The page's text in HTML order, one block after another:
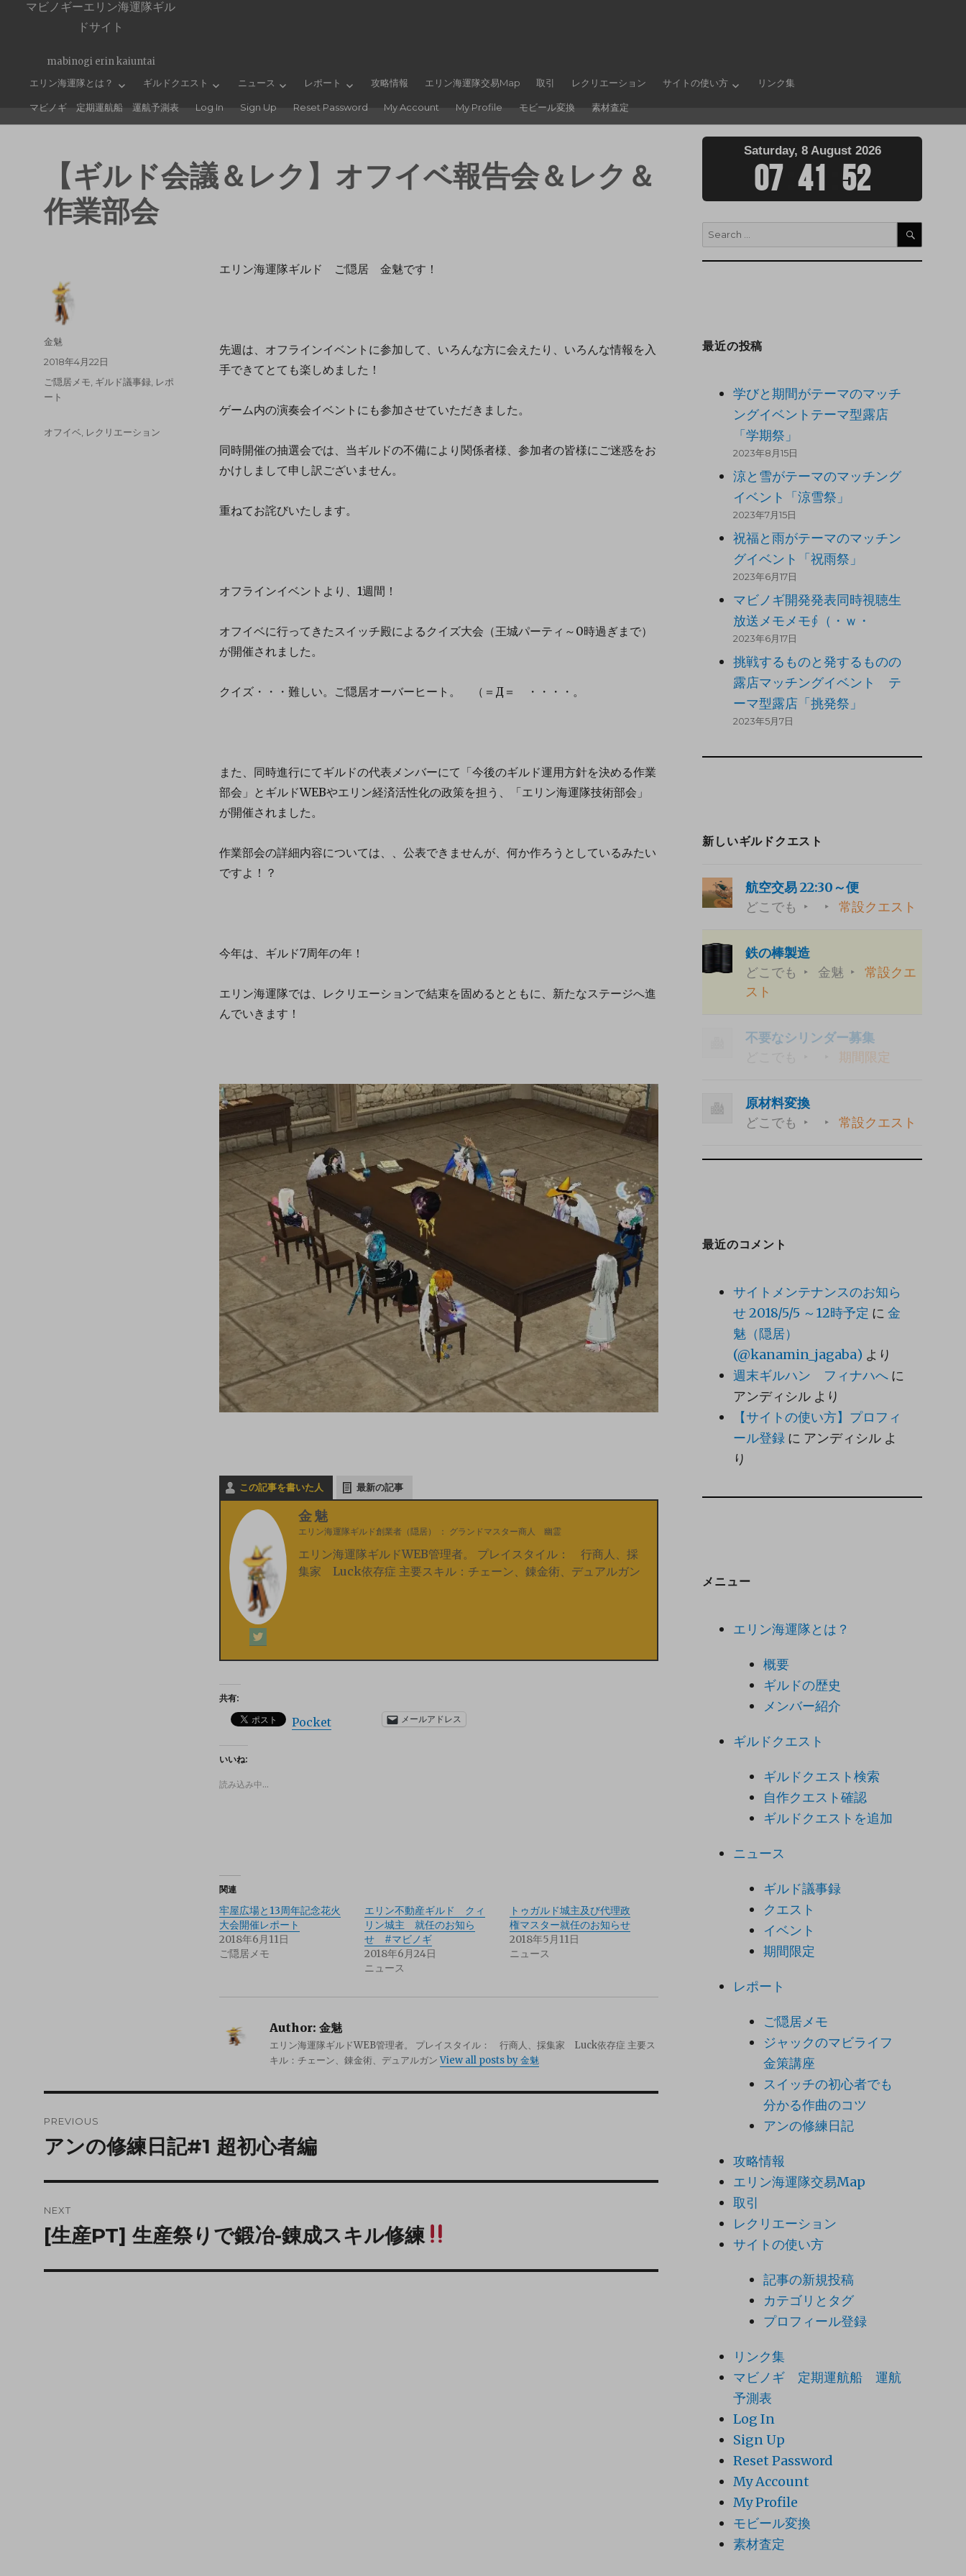
マビノギーエリン海運隊ギル
ドサイト
mabinogi erin kaiuntai
エリン海運隊とは？ ギルドクエスト ニュース レポート 攻略情報 エリン海運隊交易Map 取引 レクリエーション サイトの使い方 リンク集
マビノギ 定期運航船 運航予測表 Log In Sign Up Reset Password My Account My Profile モビール変換 素材査定
【ギルド会議＆レク】オフイベ報告会＆レク＆
作業部会
エリン海運隊ギルド ご隠居 金魅です！
先週は、オフラインイベントに参加して、いろんな方に会えたり、いろんな情報を入
手できてとても楽しめました！
ゲーム内の演奏会イベントにも参加させていただきました。
同時開催の抽選会では、当ギルドの不備により関係者様、参加者の皆様にご迷惑をお
かけしまして申し訳ございません。
重ねてお詫びいたします。
オフラインイベントより、1週間！
オフイベに行ってきたスイッチ殿によるクイズ大会（王城パーティ～0時過ぎまで）
が開催されました。
クイズ・・・難しい。ご隠居オーバーヒート。 （＝Д＝ ・・・・。
また、同時進行にてギルドの代表メンバーにて「今後のギルド運用方針を決める作業
部会」とギルドWEBやエリン経済活性化の政策を担う、「エリン海運隊技術部会」
が開催されました。
作業部会の詳細内容については、、公表できませんが、何か作ろうとしているみたい
ですよ！？
今年は、ギルド7周年の年！
エリン海運隊では、レクリエーションで結束を固めるとともに、新たなステージへ進
んでいきます！
この記事を書いた人 最新の記事
金魅
エリン海運隊ギルド創業者（隠居） ： グランドマスター商人 幽霊
エリン海運隊ギルドWEB管理者。 プレイスタイル： 行商人、採
集家 Luck依存症 主要スキル：チェーン、錬金術、デュアルガン
共有:
Pocket メールアドレス
いいね:
読み込み中…
関連
牢屋広場と13周年記念花火
大会開催レポート
2018年6月11日
ご隠居メモ
エリン不動産ギルド クィ
リン城主 就任のお知ら
せ #マビノギ
2018年6月24日
ニュース
トゥガルド城主及び代理政
権マスター就任のお知らせ
2018年5月11日
ニュース
Author: 金魅
エリン海運隊ギルドWEB管理者。 プレイスタイル： 行商人、採集家 Luck依存症 主要ス
キル：チェーン、錬金術、デュアルガンView all posts by 金魅
金魅
2018年4月22日
ご隠居メモ ギルド議事録 レポ
ート
オフイベ レクリエーション
PREVIOUS
アンの修練日記#1 超初心者編
NEXT
[生産PT] 生産祭りで鍛冶-錬成スキル修練
Saturday, 8 August 2026
07 41 54
最近の投稿
学びと期間がテーマのマッチ
ングイベントテーマ型露店
「学期祭」
2023年8月15日
涼と雪がテーマのマッチング
イベント「涼雪祭」
2023年7月15日
祝福と雨がテーマのマッチン
グイベント「祝雨祭」
2023年6月17日
マビノギ開発発表同時視聴生
放送メモメモ∮（・ｗ・
2023年6月17日
挑戦するものと発するものの
露店マッチングイベント テ
ーマ型露店「挑発祭」
2023年5月7日
新しいギルドクエスト
航空交易 22:30～便
どこでも
常設クエスト
鉄の棒製造
どこでも
金魅
常設クエ
スト
不要なシリンダー募集
期間限定
原材料変換
どこでも
常設クエスト
最近のコメント
サイトメンテナンスのお知ら
せ 2018/5/5 ～12時予定 に 金
魅（隠居）
(@kanamin_jagaba) より
週末ギルハン フィナハへに
アンディシルより
【サイトの使い方】プロフィ
ール登録に アンディシルよ
り
メニュー
エリン海運隊とは？
概要
ギルドの歴史
メンバー紹介
ギルドクエスト
ギルドクエスト検索
自作クエスト確認
ギルドクエストを追加
ニュース
ギルド議事録
クエスト
イベント
期間限定
レポート
ご隠居メモ
ジャックのマビライフ
金策講座
スイッチの初心者でも
分かる作曲のコツ
アンの修練日記
攻略情報
エリン海運隊交易Map
取引
レクリエーション
サイトの使い方
記事の新規投稿
カテゴリとタグ
プロフィール登録
リンク集
マビノギ 定期運航船 運航
予測表
Log In
Sign Up
Reset Password
My Account
My Profile
モビール変換
素材査定